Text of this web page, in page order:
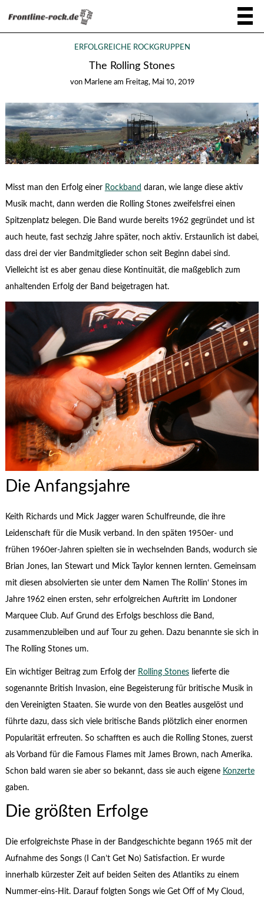
ERFOLGREICHE ROCKGRUPPEN
The Rolling Stones
von Marlene am Freitag, Mai 10, 2019
Misst man den Erfolg einer Rockband daran, wie lange diese aktiv
Musik macht, dann werden die Rolling Stones zweifelsfrei einen
Spitzenplatz belegen. Die Band wurde bereits 1962 gegründet und ist
auch heute, fast sechzig Jahre später, noch aktiv. Erstaunlich ist dabei,
dass drei der vier Bandmitglieder schon seit Beginn dabei sind.
Vielleicht ist es aber genau diese Kontinuität, die maßgeblich zum
anhaltenden Erfolg der Band beigetragen hat.
Die Anfangsjahre
Keith Richards und Mick Jagger waren Schulfreunde, die ihre
Leidenschaft für die Musik verband. In den späten 1950er- und
frühen 1960er-Jahren spielten sie in wechselnden Bands, wodurch sie
Brian Jones, Ian Stewart und Mick Taylor kennen lernten. Gemeinsam
mit diesen absolvierten sie unter dem Namen The Rollin‘ Stones im
Jahre 1962 einen ersten, sehr erfolgreichen Auftritt im Londoner
Marquee Club. Auf Grund des Erfolgs beschloss die Band,
zusammenzubleiben und auf Tour zu gehen. Dazu benannte sie sich in
The Rolling Stones um.
Ein wichtiger Beitrag zum Erfolg der Rolling Stoneslieferte die
sogenannte British Invasion, eine Begeisterung für britische Musik in
den Vereinigten Staaten. Sie wurde von den Beatles ausgelöst und
führte dazu, dass sich viele britische Bands plötzlich einer enormen
Popularität erfreuten. So schafften es auch die Rolling Stones, zuerst
als Vorband für die Famous Flames mit James Brown, nach Amerika.
Schon bald waren sie aber so bekannt, dass sie auch eigene Konzerte
gaben.
Die größten Erfolge
Die erfolgreichste Phase in der Bandgeschichte begann 1965 mit der
Aufnahme des Songs (I Can’t Get No) Satisfaction. Er wurde
innerhalb kürzester Zeit auf beiden Seiten des Atlantiks zu einem
Nummer-eins-Hit. Darauf folgten Songs wie Get Off of My Cloud,